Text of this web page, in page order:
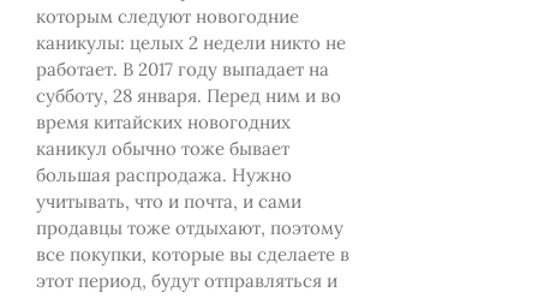
которым следуют новогодние
каникулы: целых 2 недели никто не
работает. В 2017 году выпадает на
субботу, 28 января. Перед ним и во
время китайских новогодних
каникул обычно тоже бывает
большая распродажа. Нужно
учитывать, что и почта, и сами
продавцы тоже отдыхают, поэтому
все покупки, которые вы сделаете в
этот период, будут отправляться и